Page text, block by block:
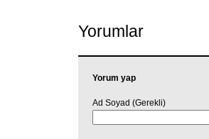
Yorumlar
Yorum yap
Ad Soyad (Gerekli)